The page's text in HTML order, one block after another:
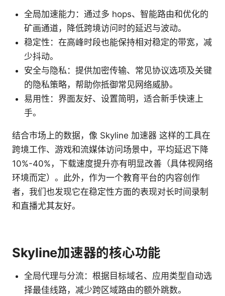
全局加速能力：通过多 hops、智能路由和优化的
矿画通道，降低跨境访问时的延迟与波动。
稳定性：在高峰时段也能保持相对稳定的带宽，减
少抖动。
安全与隐私：提供加密传输、常见协议选项及关键
的隐私策略，帮助你抵御常见网络威胁。
易用性：界面友好、设置简明，适合新手快速上
手。
结合市场上的数据，像 Skyline 加速器 这样的工具在
跨境工作、游戏和流媒体访问场景中，平均延迟下降
10%-40%，下载速度提升亦有明显改善（具体视网络
环境而定）。此外，作为一个教育平台的内容创作
者，我们也发现它在稳定性方面的表现对长时间录制
和直播尤其友好。
Skyline加速器的核心功能
全局代理与分流：根据目标域名、应用类型自动选
择最佳线路，减少跨区域路由的额外跳数。